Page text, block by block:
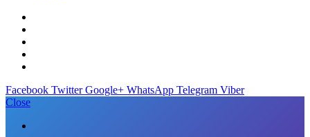
Facebook Twitter Google+ WhatsApp Telegram Viber
Close